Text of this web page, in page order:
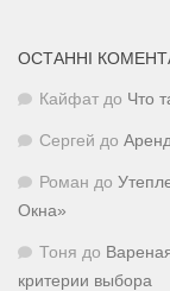
ОСТАННІ
Кайфат до Что
Сергей до
Роман до
Окна»
Тоня до
критерии выбора